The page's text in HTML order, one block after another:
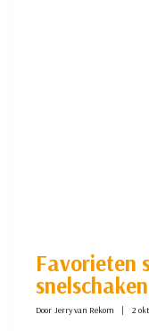
Favorieten
snelschaken
Door Jerry van Rekom 2